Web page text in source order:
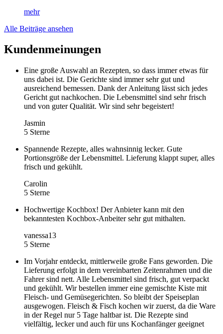
mehr
Alle Beiträge ansehen
Kundenmeinungen
Eine große Auswahl an Rezepten, so dass immer etwas für
uns dabei ist. Die Gerichte sind immer sehr gut und
ausreichend bemessen. Dank der Anleitung lässt sich jedes
Gericht gut nachkochen. Die Lebensmittel sind sehr frisch
und von guter Qualität. Wir sind sehr begeistert!
Jasmin
5 Sterne
Spannende Rezepte, alles wahnsinnig lecker. Gute
Portionsgröße der Lebensmittel. Lieferung klappt super, alles
frisch und gekühlt.
Carolin
5 Sterne
Hochwertige Kochbox! Der Anbieter kann mit den
bekanntesten Kochbox-Anbeiter sehr gut mithalten.
vanessa13
5 Sterne
Im Vorjahr entdeckt, mittlerweile große Fans geworden. Die
Lieferung erfolgt in dem vereinbarten Zeitenrahmen und die
Fahrer sind nett. Alle Lebensmittel sind frisch, gut verpackt
und gekühlt. Wir bestellen immer eine gemischte Kiste mit
Fleisch- und Gemüsegerichten. So bleibt der Speiseplan
ausgewogen. Fleisch & Fisch kochen wir zuerst, da die Ware
in der Regel nur 5 Tage haltbar ist. Die Rezepte sind
vielfältig, lecker und auch für uns Kochanfänger geeignet